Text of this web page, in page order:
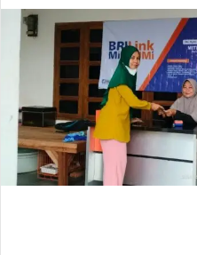
n
d
a
n